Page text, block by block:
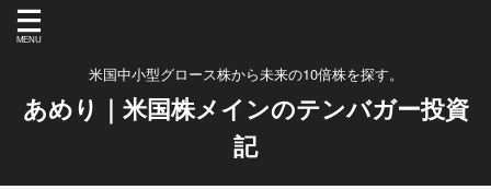
米国中小型グロース株から未来の10倍株を探す。
あめり｜米国株メインのテンバガー投資
記